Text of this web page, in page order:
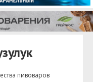
пивоваров